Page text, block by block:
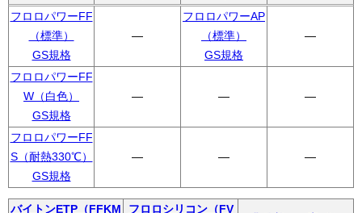
フロロパワーFF
（標準）
GS規格
―
フロロパワーAP
（標準）
GS規格
―
フロロパワーFF
W（白色）
GS規格
― ― ―
フロロパワーFF
S（耐熱330℃）
GS規格
― ― ―
バイトンETP（FFKM
フロロシリコン（FV